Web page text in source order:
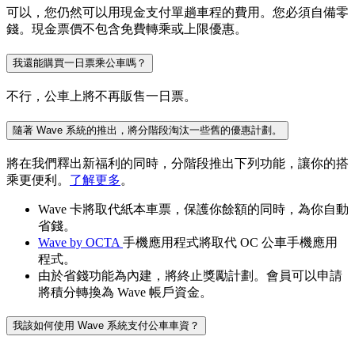
可以，您仍然可以用現金支付單趟車程的費用。您必須自備零
錢。現金票價不包含免費轉乘或上限優惠。
我還能購買一日票乘公車嗎？
不行，公車上將不再販售一日票。
隨著 Wave 系統的推出，將分階段淘汰一些舊的優惠計劃。
將在我們釋出新福利的同時，分階段推出下列功能，讓你的搭
乘更便利。 了解更多。
Wave 卡將取代紙本車票，保護你餘額的同時，為你自動
省錢。
Wave by OCTA 手機應用程式將取代 OC 公車手機應用
程式。
由於省錢功能為內建，將終止獎勵計劃。會員可以申請
將積分轉換為 Wave 帳戶資金。
我該如何使用 Wave 系統支付公車車資？